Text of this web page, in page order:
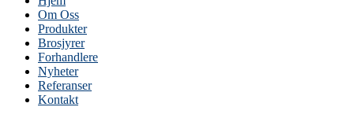
Om Oss
Produkter
Brosjyrer
Forhandlere
Nyheter
Referanser
Kontakt